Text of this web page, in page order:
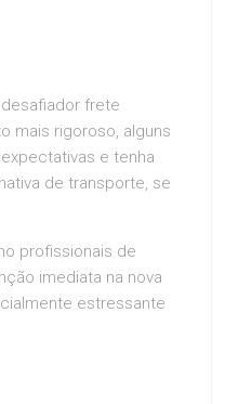
desafiador frete
mais rigoroso, alguns
e tenha
de transporte, se
profissionais de
imediata na nova
estressante